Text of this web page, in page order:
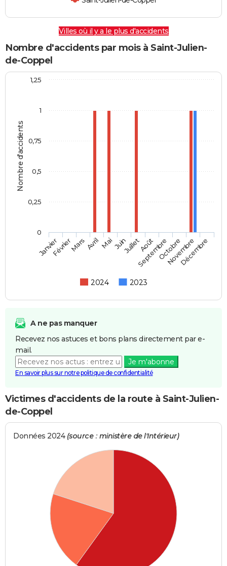
Villes où il y a le plus d'accidents
Nombre d'accidents par mois à Saint-Julien-
de-Coppel
Nombre d'accidents
2024 2023
JanvierFévrierMars AvrilMaiJuinJuilletAoût
SeptembreOctobre
Novembre
Décembre
0
1
0,25
0,5
0,75
1,25
A ne pas manquer
Recevez nos astuces et bons plans directement par e-
mail.
Je m'abonne
En savoir plus sur notre politique de confidentialité
Victimes d'accidents de la route à Saint-Julien-
de-Coppel
Données 2024 (source : ministère de l'Intérieur)